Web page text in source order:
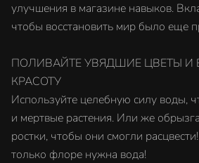
улучшения в магазине навыков.
чтобы восстановить мир было еще
ПОЛИВАЙТЕ УВЯДШИЕ ЦВЕТЫ И
КРАСОТУ
Используйте целебную силу воды,
и мертвые растения. Или же
ростки, чтобы они смогли
только флоре нужна вода!